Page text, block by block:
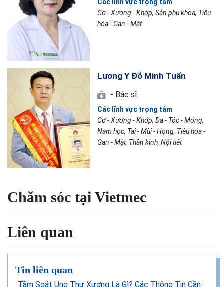
Cơ - Xương - Khớp, Sản phụ khoa, Tiêu
hóa - Gan - Mật
Lương Y Đỗ Minh Tuấn
- Bác sĩ
Các lĩnh vực trọng tâm
Cơ - Xương - Khớp, Da - Tóc - Móng,
Nam học, Tai - Mũi - Họng, Tiêu hóa -
Gan - Mật, Thần kinh, Nội tiết
Chăm sóc tại Vietmec
Liên quan
Tin liên quan
Tầm Soát Ung Thư Xương Là Gì? Các Thông Tin Cần